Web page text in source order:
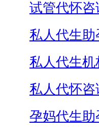
试管代怀咨
私人代生助
私人代生机
私人代怀咨
孕妈代生助